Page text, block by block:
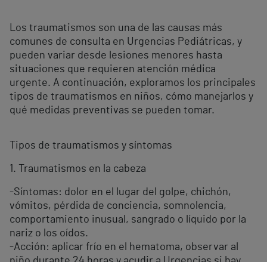
Los traumatismos son una de las causas más
comunes de consulta en Urgencias Pediátricas, y
pueden variar desde lesiones menores hasta
situaciones que requieren atención médica
urgente. A continuación, exploramos los principales
tipos de traumatismos en niños, cómo manejarlos y
qué medidas preventivas se pueden tomar.
Tipos de traumatismos y síntomas
1. Traumatismos en la cabeza
-Síntomas: dolor en el lugar del golpe, chichón,
vómitos, pérdida de conciencia, somnolencia,
comportamiento inusual, sangrado o líquido por la
nariz o los oídos.
-Acción: aplicar frío en el hematoma, observar al